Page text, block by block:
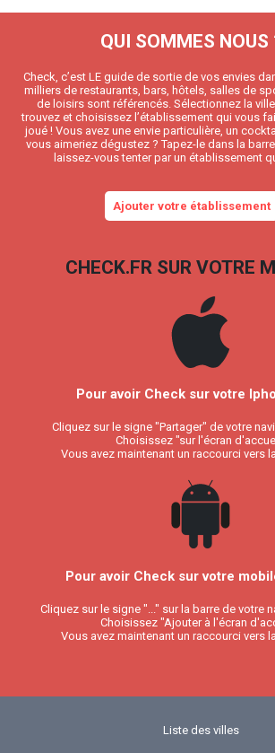
QUI SOMMES NOUS
Check, c’est LE guide de sortie de vos envies
milliers de restaurants, bars, hôtels, salles de
de loisirs sont référencés. Sélectionnez la
trouvez et choisissez l’établissement qui vous
joué ! Vous avez une envie particulière, un
vous aimeriez dégustez ? Tapez-le dans la
laissez-vous tenter par un établissement
Ajouter votre établissement
CHECK.FR SUR VOTRE
Pour avoir Check sur votre
Cliquez sur le signe "Partager" de votre
Choisissez "sur l'écran
Vous avez maintenant un raccourci vers
Pour avoir Check sur votre
Cliquez sur le signe "..." sur la barre de votre
Choisissez "Ajouter à l'écran
Vous avez maintenant un raccourci vers
Liste des villes